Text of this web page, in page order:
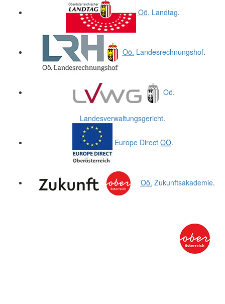
Oö. Landtag.
Oö. Landesrechnungshof.
Oö.
Landesverwaltungsgericht.
Europe Direct OÖ.
Oö. Zukunftsakademie.